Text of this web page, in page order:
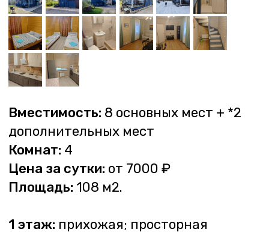
1 этаж:прихожая; просторная
гостиная; раскладной диван;
телевизор; обеденный стол со
стульями; кухня (холодильник,
индукционная панель на 2 конфорки,
духовой шкаф, микроволновая печь,
кухонной и столовой посуды);
совмещенный санузел с душем,
открытая терраса
кроватями; спальня с двумя
односпальными кроватями; санузел
мангал с печью для казана, уличный